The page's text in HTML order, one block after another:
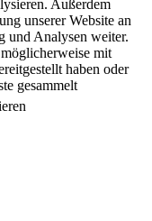
Außerdem
unserer Website an
und Analysen weiter.
mit
haben oder
gesammelt